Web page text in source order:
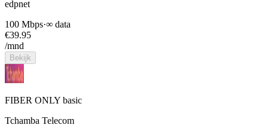
edpnet
100 Mbps·∞ data
€39.95
/mnd
Bekijk
FIBER ONLY basic
Tchamba Telecom